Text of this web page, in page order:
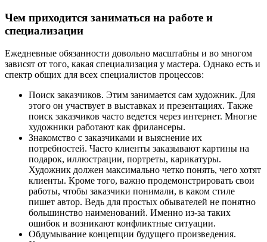
Чем приходится заниматься на работе и
специализации
Ежедневные обязанности довольно масштабны и во многом
зависят от того, какая специализация у мастера. Однако есть и
спектр общих для всех специалистов процессов:
Поиск заказчиков. Этим занимается сам художник. Для
этого он участвует в выставках и презентациях. Также
поиск заказчиков часто ведется через интернет. Многие
художники работают как фрилансеры.
Знакомство с заказчиками и выяснение их
потребностей. Часто клиенты заказывают картины на
подарок, иллюстрации, портреты, карикатуры.
Художник должен максимально четко понять, чего хотят
клиенты. Кроме того, важно продемонстрировать свои
работы, чтобы заказчики понимали, в каком стиле
пишет автор. Ведь для простых обывателей не понятно
большинство наименований. Именно из-за таких
ошибок и возникают конфликтные ситуации.
Обдумывание концепции будущего произведения.